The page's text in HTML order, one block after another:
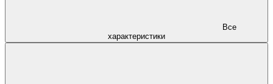
характеристики